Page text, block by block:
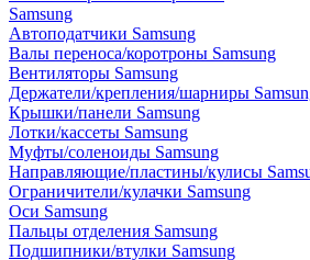
Samsung
Автоподатчики Samsung
Валы переноса/коротроны Samsung
Вентиляторы Samsung
Держатели/крепления/шарниры
Крышки/панели Samsung
Лотки/кассеты Samsung
Муфты/соленоиды Samsung
Направляющие/пластины/кулисы
Ограничители/кулачки Samsung
Оси Samsung
Пальцы отделения Samsung
Подшипники/втулки Samsung